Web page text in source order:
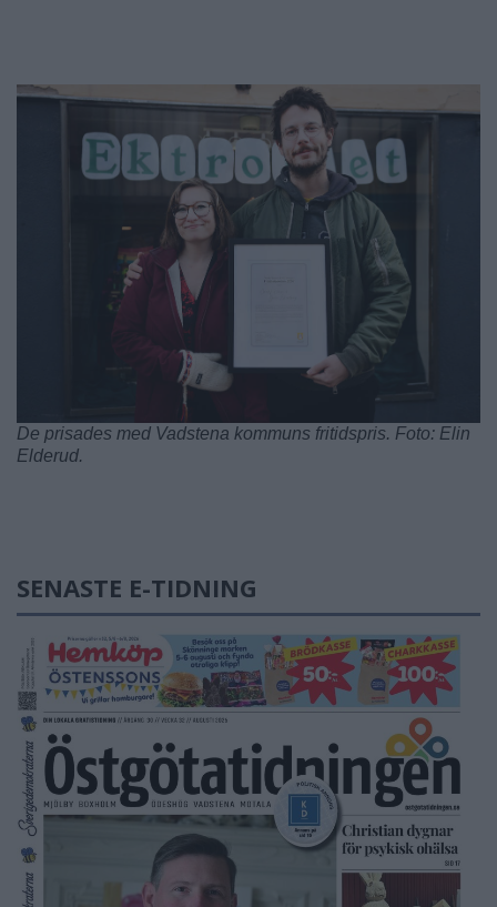
De prisades med Vadstena kommuns fritidspris. Foto: Elin
Elderud.
SENASTE E-TIDNING